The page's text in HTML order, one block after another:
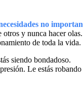
no importan
y nunca hacer olas.
de toda la vida.
siendo bondadoso.
Le estás robando